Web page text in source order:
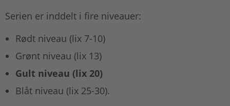
Serien er inddelt i fire niveauer:
Rødt niveau (lix 7-10)
Grønt niveau (lix 13)
Gult niveau (lix 20)
Blåt niveau (lix 25-30).